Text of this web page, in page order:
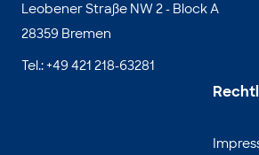
Leobener Straße NW 2 - Block A
28359 Bremen
Tel.: +49 421 218-63281